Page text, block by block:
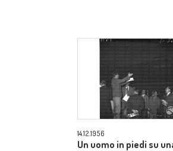
14.12.1956
Un uomo in piedi su